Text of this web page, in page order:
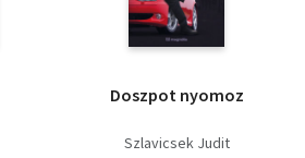
Doszpot nyomoz
Szlavicsek Judit